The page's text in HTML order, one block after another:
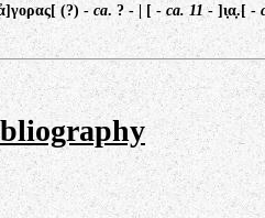
(?) - ca. ? - | [ -ca. 11- ]ι̣α̣.[ -